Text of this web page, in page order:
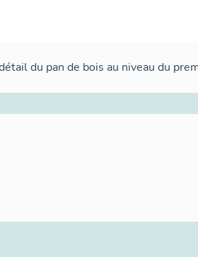
du pan de bois au niveau du